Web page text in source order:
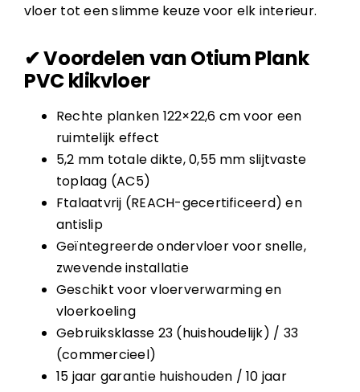
vloer tot een slimme keuze voor elk interieur.
✔ Voordelen van Otium Plank
PVC klikvloer
Rechte planken 122×22,6 cm voor een
ruimtelijk effect
5,2 mm totale dikte, 0,55 mm slijtvaste
toplaag (AC5)
Ftalaatvrij (REACH-gecertificeerd) en
antislip
Geïntegreerde ondervloer voor snelle,
zwevende installatie
Geschikt voor vloerverwarming en
vloerkoeling
Gebruiksklasse 23 (huishoudelijk) / 33
(commercieel)
15 jaar garantie huishouden / 10 jaar